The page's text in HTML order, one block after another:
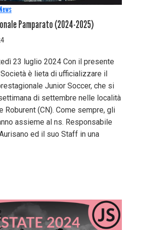
News
Pamparato (2024-2025)
23 luglio 2024 Con il presente
è lieta di ufficializzare il
Junior Soccer, che si
di settembre nelle località
Roburent (CN). Come sempre, gli
assieme al ns. Responsabile
ed il suo Staff in una